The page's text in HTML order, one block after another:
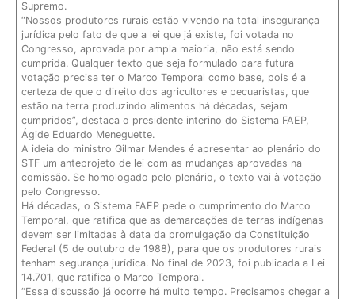
Supremo.
“Nossos produtores rurais estão vivendo na total insegurança
jurídica pelo fato de que a lei que já existe, foi votada no
Congresso, aprovada por ampla maioria, não está sendo
cumprida. Qualquer texto que seja formulado para futura
votação precisa ter o Marco Temporal como base, pois é a
certeza de que o direito dos agricultores e pecuaristas, que
estão na terra produzindo alimentos há décadas, sejam
cumpridos”, destaca o presidente interino do Sistema FAEP,
Ágide Eduardo Meneguette.
A ideia do ministro Gilmar Mendes é apresentar ao plenário do
STF um anteprojeto de lei com as mudanças aprovadas na
comissão. Se homologado pelo plenário, o texto vai à votação
pelo Congresso.
Há décadas, o Sistema FAEP pede o cumprimento do Marco
Temporal, que ratifica que as demarcações de terras indígenas
devem ser limitadas à data da promulgação da Constituição
Federal (5 de outubro de 1988), para que os produtores rurais
tenham segurança jurídica. No final de 2023, foi publicada a Lei
14.701, que ratifica o Marco Temporal.
“Essa discussão já ocorre há muito tempo. Precisamos chegar a